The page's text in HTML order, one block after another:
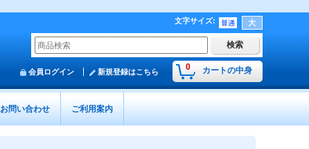
文字サイズ:
0 カートの中身
会員ログイン 新規登録はこちら
お問い合わせ ご利用案内